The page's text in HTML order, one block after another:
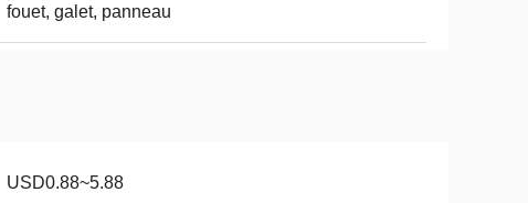
fouet, galet, panneau
USD0.88~5.88